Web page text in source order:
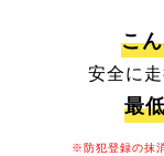
こ
安全に
最
※防犯登録の抹